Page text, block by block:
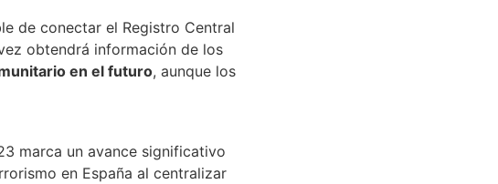
de conectar el Registro Central
obtendrá información de los
en el futuro, aunque los
marca un avance significativo
en España al centralizar